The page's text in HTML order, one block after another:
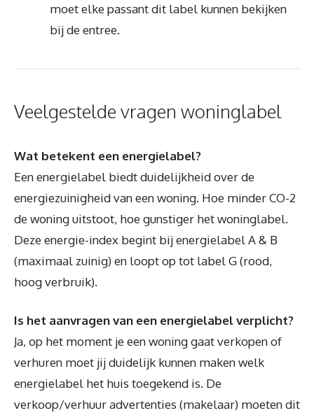
moet elke passant dit label kunnen bekijken
bij de entree.
Veelgestelde vragen woninglabel
Wat betekent een energielabel?
Een energielabel biedt duidelijkheid over de
energiezuinigheid van een woning. Hoe minder CO-2
de woning uitstoot, hoe gunstiger het woninglabel.
Deze energie-index begint bij energielabel A & B
(maximaal zuinig) en loopt op tot label G (rood,
hoog verbruik).
Is het aanvragen van een energielabel verplicht?
Ja, op het moment je een woning gaat verkopen of
verhuren moet jij duidelijk kunnen maken welk
energielabel het huis toegekend is. De
verkoop/verhuur advertenties (makelaar) moeten dit